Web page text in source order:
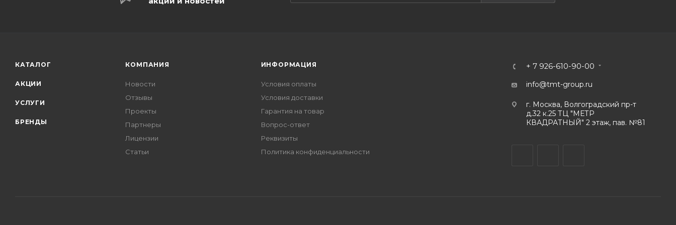
КАТАЛОГ
АКЦИИ
УСЛУГИ
БРЕНДЫ
КОМПАНИЯ
Новости
Отзывы
Проекты
Партнеры
Лицензии
Статьи
ИНФОРМАЦИЯ
Условия оплаты
Условия доставки
Гарантия на товар
Вопрос-ответ
Реквизиты
Политика конфиденциальности
+ 7 926-610-90-00
info@tmt-group.ru
г. Москва, Волгоградский пр-т
д.32 к.25 ТЦ "МЕТР
КВАДРАТНЫЙ" 2 этаж, пав. №81